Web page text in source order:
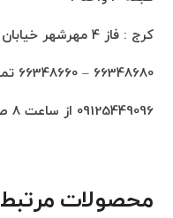
کرج : فاز 4 مهرشهر خیابان 411 شرقی پلاک 114 واحد 1
66348680 – 66348660 تماس از 8 صبح تا 6 شب
09125449096 از ساعت 8 صبح تا 10 شب
محصولات مرتبط